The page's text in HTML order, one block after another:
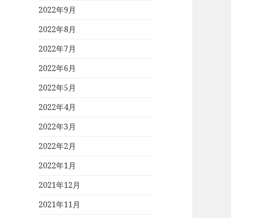
2022年9月
2022年8月
2022年7月
2022年6月
2022年5月
2022年4月
2022年3月
2022年2月
2022年1月
2021年12月
2021年11月